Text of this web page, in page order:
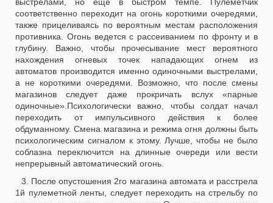
соответственно переходит на огонь короткими очередями,
также прицеливаясь по вероятным местам расположения
противника. Огонь ведется с рассеиванием по фронту и в
глубину. Важно, чтобы прочесывание мест вероятного
нахождения огневых точек нападающих огнем из
автоматов производится именно одиночными выстрелами,
а не короткими очередями. Возможно, что после смены
магазинов следует даже прокричать вслух «парные
одиночные».Психологически важно, чтобы солдат начал
переходить от импульсивного действия к более
обдуманному. Смена магазина и режима огня должны быть
психологическим сигналом к этому. Лучше, чтобы не было
соблазна переключится на длинные очереди или вести
непрерывный автоматический огонь.
3. После опустошения 2го магазина автомата и расстрела
1й пулеметной ленты, следует переходить на стрельбу по